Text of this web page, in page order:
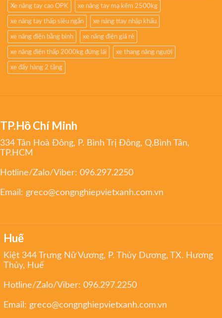
Xe nâng tay cao OPK xe nâng tay mạ kẽm 2500kg
xe nâng tay thấp siêu ngắn xe nâng ttay nhập khẩu
xe nâng điện bằng bình xe nâng điện giá rẻ
xe nâng điện thấp 2000kg đứng lái xe thang nâng người
xe đẩy hàng 2 tầng
TP.Hồ Chí Minh
334 Tân Hoà Đông, P. Bình Trị Đông, Q.Bình Tân,
TP.HCM
Hotline/Zalo/Viber: 096.297.2250
Email: greco@congnghiepvietxanh.com.vn
Huế
Kiệt 344 Trưng Nữ Vương, P. Thủy Dương, TX. Hương
Thủy, Huế
Hotline/Zalo/Viber:096.297.2250
Email: greco@congnghiepvietxanh.com.vn